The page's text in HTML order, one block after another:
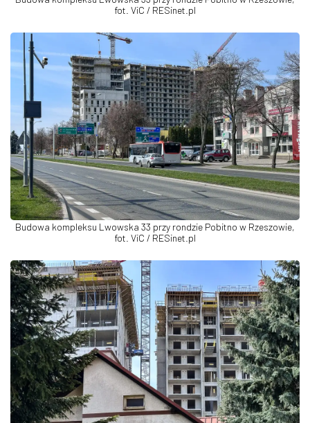
fot. ViC / RESinet.pl
Budowa kompleksu Lwowska 33 przy rondzie Pobitno w Rzeszowie,
fot. ViC / RESinet.pl